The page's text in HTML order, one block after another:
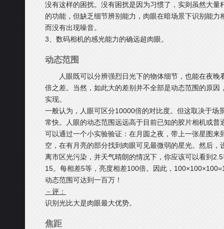
没有这样的困扰。没有困扰是因为习惯了，实则虽然大
的功能，但缺乏细节辨别能力，肉眼在暗场景下识别能
而没有出现噪音。
3、数码相机的感光能力的确远超肉眼。
动态范围
人眼既可以分辨强烈日光下的物体细节，也能在夜
倍之差。当然，如此大的差别并不全部是动态范围的原
实现。
一般认为，人眼可区分10000倍的对比度。但这取决于场
常快。人眼的动态范围远远高于目前已知的胶片相机或普
可以通过一个小实验验证：在月圆之夜，带上一张星图
空，在有月亮的部分找到肉眼可见最微弱的星光。然后
离市区光污染，并天气晴朗的情况下，你应该可以看到
15。每相差5等，亮度相差100倍。因此，
动态范围可达到一百万！
－评：
识别光比大是肉眼最大优势。
焦距